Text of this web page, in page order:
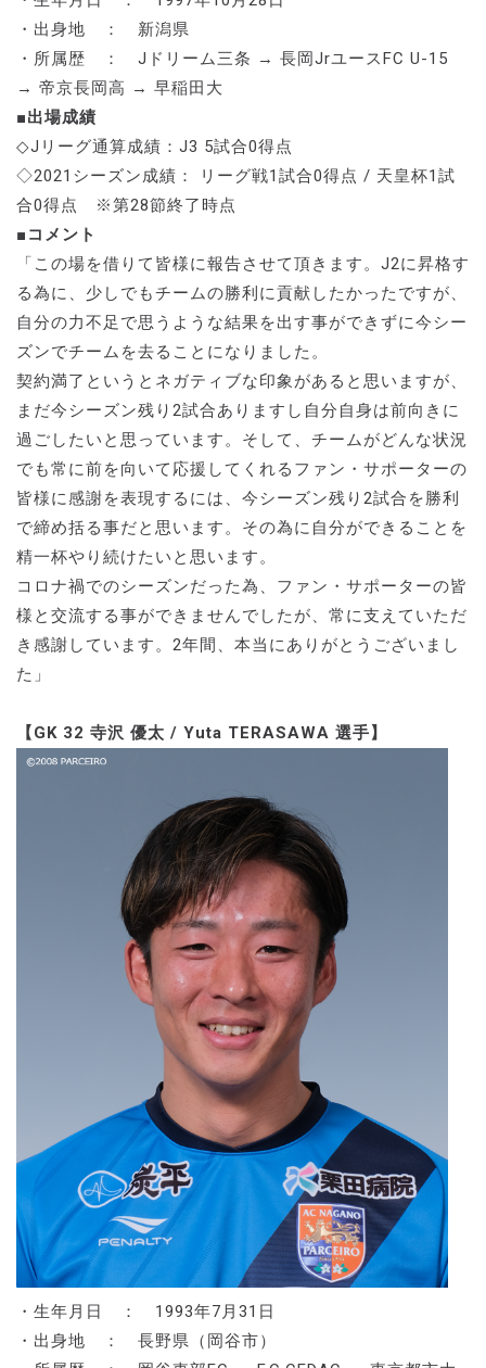
・出身地 ： 新潟県
・所属歴 ： Jドリーム三条 → 長岡JrユースFC U-15
→ 帝京長岡高 → 早稲田大
■出場成績
◇Jリーグ通算成績：J3 5試合0得点
◇2021シーズン成績： リーグ戦1試合0得点 / 天皇杯1試
合0得点 ※第28節終了時点
■コメント
「この場を借りて皆様に報告させて頂きます。J2に昇格す
る為に、少しでもチームの勝利に貢献したかったですが、
自分の力不足で思うような結果を出す事ができずに今シー
ズンでチームを去ることになりました。
契約満了というとネガティブな印象があると思いますが、
まだ今シーズン残り2試合ありますし自分自身は前向きに
過ごしたいと思っています。そして、チームがどんな状況
でも常に前を向いて応援してくれるファン・サポーターの
皆様に感謝を表現するには、今シーズン残り2試合を勝利
で締め括る事だと思います。その為に自分ができることを
精一杯やり続けたいと思います。
コロナ禍でのシーズンだった為、ファン・サポーターの皆
様と交流する事ができませんでしたが、常に支えていただ
き感謝しています。2年間、本当にありがとうございまし
た」
【GK 32 寺沢 優太 / Yuta TERASAWA 選手】
・生年月日 ： 1993年7月31日
・出身地 ： 長野県（岡谷市）